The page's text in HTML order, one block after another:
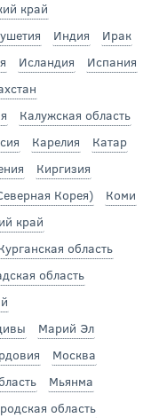
край
Индия
Ирак
Исландия
Испания
Калужская область
Карелия
Катар
Киргизия
Корея)
Коми
край
область
область
Марий Эл
Москва
Мьянма
область